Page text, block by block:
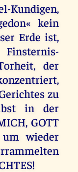
Kundigen,
kein
Erde ist,
der
zu
in der
GOTT
um wieder